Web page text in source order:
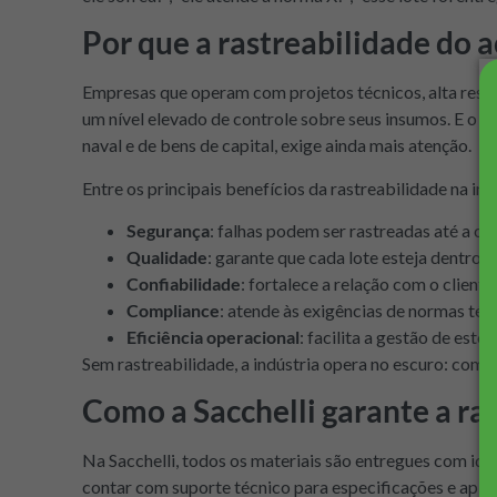
Por que a rastreabilidade do
Empresas que operam com projetos técnicos, alta
um nível elevado de controle sobre seus insumos. E o
naval e de bens de capital, exige ainda mais atenção.
Entre os principais benefícios da rastreabilidade na
Segurança: falhas podem ser rastreadas até a
Qualidade: garante que cada lote esteja dentro
Confiabilidade: fortalece a relação com o cliente
Compliance: atende às exigências de normas
Eficiência operacional: facilita a gestão de
Sem rastreabilidade, a indústria opera no escuro: com
Como a Sacchelli garante a
Na Sacchelli, todos os materiais são entregues com
contar com suporte técnico para especificações e